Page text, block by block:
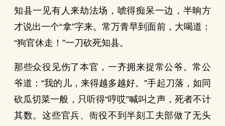
知县一见有人来劫法场，唬得痴呆一边，半晌方
才说出一个“拿”字来。常万青早到面前，大喝道：
“狗官休走！”一刀砍死知县。
那些众役见伤了本官，一齐拥来捉常公爷。常公
爷道：“我的儿，来得越多越好。”手起刀落，如同
砍瓜切菜一般，只听得“哼哎”喊叫之声，死者不计
其数。这些官兵、衙役不到半刻工夫部做了无头